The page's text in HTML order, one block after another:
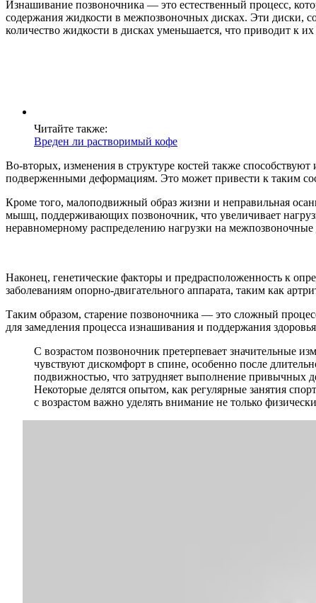
Изнашивание позвоночника — это естественный процесс,
содержания жидкости в межпозвоночных дисках. Эти диски,
количество жидкости в дисках уменьшается, что приводит
Читайте также:
Вреден ли растворимый кофе
Во-вторых, изменения в структуре костей также
подверженными деформациям. Это может привести к таким
Кроме того, малоподвижный образ жизни и неправильная
мышц, поддерживающих позвоночник, что увеличивает
неравномерному распределению нагрузки на межпозвоночные
Наконец, генетические факторы и предрасположенность к
заболеваниям опорно-двигательного аппарата, таким как
Таким образом, старение позвоночника — это сложный
для замедления процесса изнашивания и поддержания
С возрастом позвоночник претерпевает значительные
чувствуют дискомфорт в спине, особенно после
подвижностью, что затрудняет выполнение привычных
Некоторые делятся опытом, как регулярные занятия
с возрастом важно уделять внимание не только